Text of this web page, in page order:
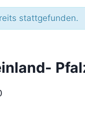
stattgefunden.